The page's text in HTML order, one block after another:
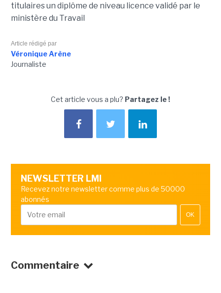
titulaires un diplôme de niveau licence validé par le
ministère du Travail
Article rédigé par
Véronique Arène
Journaliste
Cet article vous a plu? Partagez le !
NEWSLETTER LMI
Recevez notre newsletter comme plus de 50000
abonnés
OK
Commentaire